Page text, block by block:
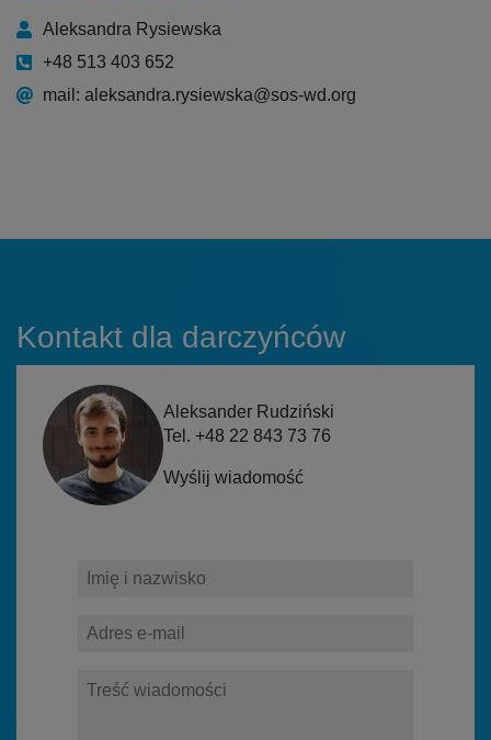
Aleksandra Rysiewska
+48 513 403 652
mail: aleksandra.rysiewska@sos-wd.org
Kontakt dla darczyńców
Aleksander Rudziński
Tel. +48 22 843 73 76
Wyślij wiadomość